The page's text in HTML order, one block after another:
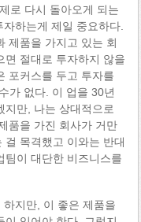
로 다시 돌아오게 되는
하는게 제일 중요하다.
제품을 가지고 있는 회
면 절대로 투자하지 않을
포커스를 두고 투자를
가 없다. 이 업을 30년
지만, 나는 상대적으로
품을 가진 회사가 거만
목격했고 이와는 반대
팀이 대단한 비즈니스를
지만, 이 좋은 제품을